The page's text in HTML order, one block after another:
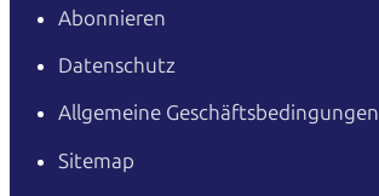
Abonnieren
Datenschutz
Allgemeine Geschäftsbedingungen
Sitemap